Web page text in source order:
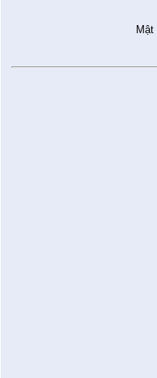
Mật